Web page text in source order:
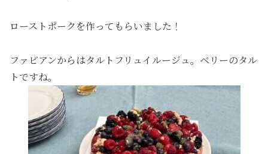
ローストポークを作ってもらいました！
ファビアンからはタルトフリュイルージュ。ベリーのタル
トですね。